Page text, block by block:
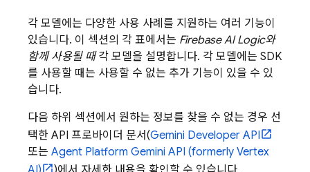
각 모델에는 다양한 사용 사례를 지원하는 여러 기능이
있습니다. 이 섹션의 각 표에서는 Firebase AI Logic와
함께 사용될 때각 모델을 설명합니다. 각 모델에는 SDK
를 사용할 때는 사용할 수 없는 추가 기능이 있을 수 있
습니다.
다음 하위 섹션에서 원하는 정보를 찾을 수 없는 경우 선
택한 API 프로바이더 문서(Gemini Developer API
또는 Agent Platform Gemini API (formerly Vertex